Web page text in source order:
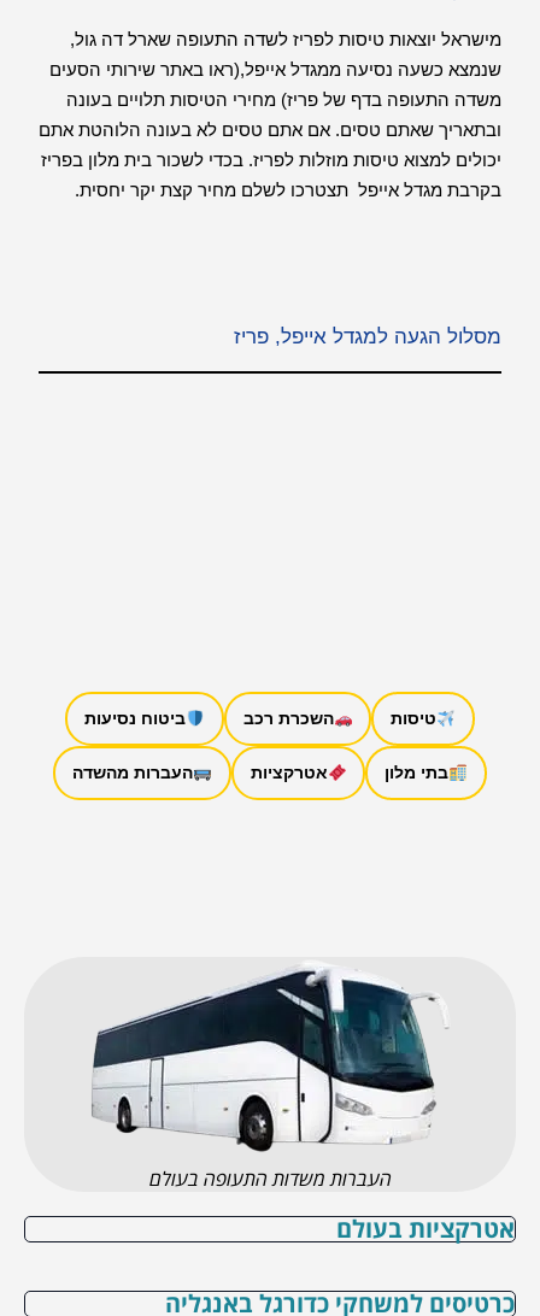
מישראל יוצאות טיסות לפריז לשדה התעופה שארל דה גול,
שנמצא כשעה נסיעה ממגדל אייפל,(ראו באתר שירותי הסעים
משדה התעופה בדף של פריז) מחירי הטיסות תלויים בעונה
ובתאריך שאתם טסים. אם אתם טסים לא בעונה הלוהטת אתם
יכולים למצוא טיסות מוזלות לפריז. בכדי לשכור בית מלון בפריז
בקרבת מגדל אייפל תצטרכו לשלם מחיר קצת יקר יחסית.
מסלול הגעה למגדל אייפל, פריז
טיסות השכרת רכב ביטוח נסיעות
בתי מלון אטרקציות העברות מהשדה
העברות משדות התעופה בעולם
אטרקציות בעולם
כרטיסים למשחקי כדורגל באנגליה